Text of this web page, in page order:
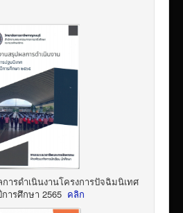
การดำเนินงานโครงการปัจฉิมนิเทศ
ารศึกษา 2565 คลิก